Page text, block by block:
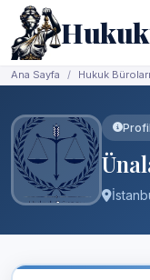
Ana Sayfa Hukuk Büroları